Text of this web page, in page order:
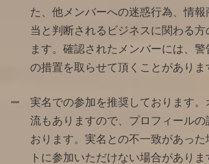
た、他メンバーへの迷惑行為、情報
当と判断されるビジネスに関わる方
ます。確認されたメンバーには、
の措置を取らせて頂くことがありま
実名での参加を推奨しております。
流もありますので、プロフィールの
おります。実名との不一致があっ
トに参加いただけない場合があり